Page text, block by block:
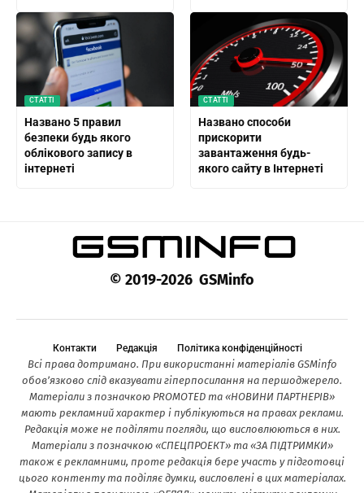
СТАТТІ
Названо 5 правил
безпеки будь якого
облікового запису в
інтернеті
СТАТТІ
Названо способи
прискорити
завантаження будь-
якого сайту в Інтернеті
© 2019-2026 GSMinfo
Контакти Редакція Політика конфіденційності
Всі права дотримано. При використанні матеріалів GSMinfo
обов’язково слід вказувати гіперпосилання на першоджерело.
Матеріали з позначкою PROMOTED та «НОВИНИ ПАРТНЕРІВ»
мають рекламний характер і публікуються на правах реклами.
Редакція може не поділяти погляди, що висловлюються в них.
Матеріали з позначкою «СПЕЦПРОЕКТ» та «ЗА ПІДТРИМКИ»
також є рекламними, проте редакція бере участь у підготовці
цього контенту та поділяє думки, висловлені в цих матеріалах.